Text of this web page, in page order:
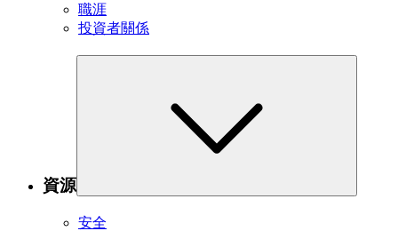
職涯
投資者關係
資源
安全